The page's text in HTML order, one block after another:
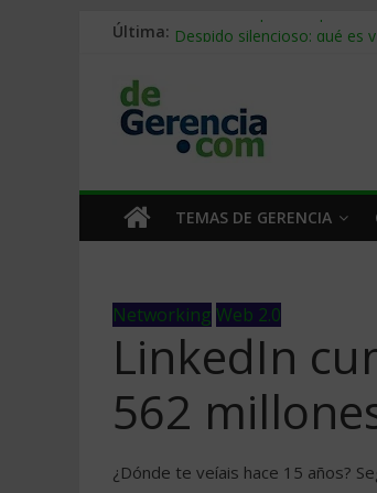
Última: Stablecoins para empresas:
Trabajo forzoso en la
Mercado hispano de EE.
TEMAS DE GERENCIA
Networking Web 2.0
LinkedIn
562
¿Dónde te veíais hace 15 años?